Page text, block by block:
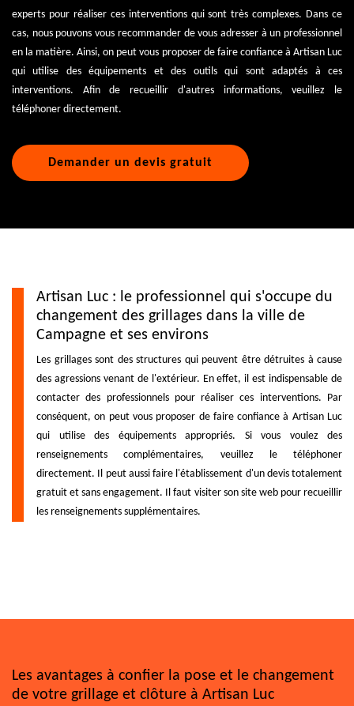
experts pour réaliser ces interventions qui sont très complexes. Dans ce
cas, nous pouvons vous recommander de vous adresser à un professionnel
en la matière. Ainsi, on peut vous proposer de faire confiance à Artisan Luc
qui utilise des équipements et des outils qui sont adaptés à ces
interventions. Afin de recueillir d'autres informations, veuillez le
téléphoner directement.
Demander un devis gratuit
Artisan Luc : le professionnel qui s'occupe du
changement des grillages dans la ville de
Campagne et ses environs
Les grillages sont des structures qui peuvent être détruites à cause
des agressions venant de l'extérieur. En effet, il est indispensable de
contacter des professionnels pour réaliser ces interventions. Par
conséquent, on peut vous proposer de faire confiance à Artisan Luc
qui utilise des équipements appropriés. Si vous voulez des
renseignements complémentaires, veuillez le téléphoner
directement. Il peut aussi faire l'établissement d'un devis totalement
gratuit et sans engagement. Il faut visiter son site web pour recueillir
les renseignements supplémentaires.
Les avantages à confier la pose et le changement
de votre grillage et clôture à Artisan Luc